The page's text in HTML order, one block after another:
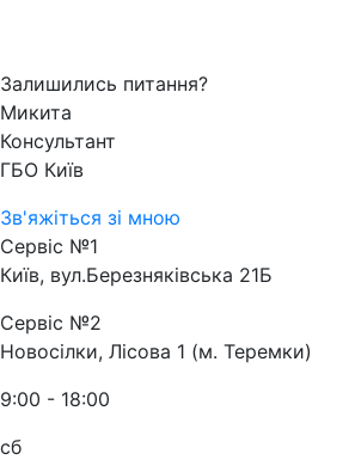
Залишились питання?
Микита
Консультант
ГБО Київ
Зв'яжіться зі мною
Сервіс №1
Київ, вул.Березняківська 21Б
Сервіс №2
Новосілки, Лісова 1 (м. Теремки)
9:00 - 18:00
сб